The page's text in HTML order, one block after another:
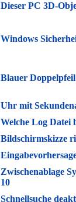
Dieser PC 3D-
Windows
Blauer
Uhr mit
Welche Log Datei
Bildschirmskizze
Zwischenablage
10
Schnellsuche